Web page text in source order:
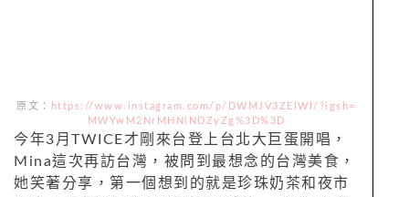
原文：
https://www.instagram.com/p/DWMJV3ZElWI/?igsh=
MWYwM2NrMHNlNDZyZg%3D%3D
今年3月TWICE才剛來台登上台北大巨蛋開唱，
Mina這次再訪台灣，被問到最想念的台灣美食，
她笑著分享，第一個想到的就是珍珠奶茶和夜市